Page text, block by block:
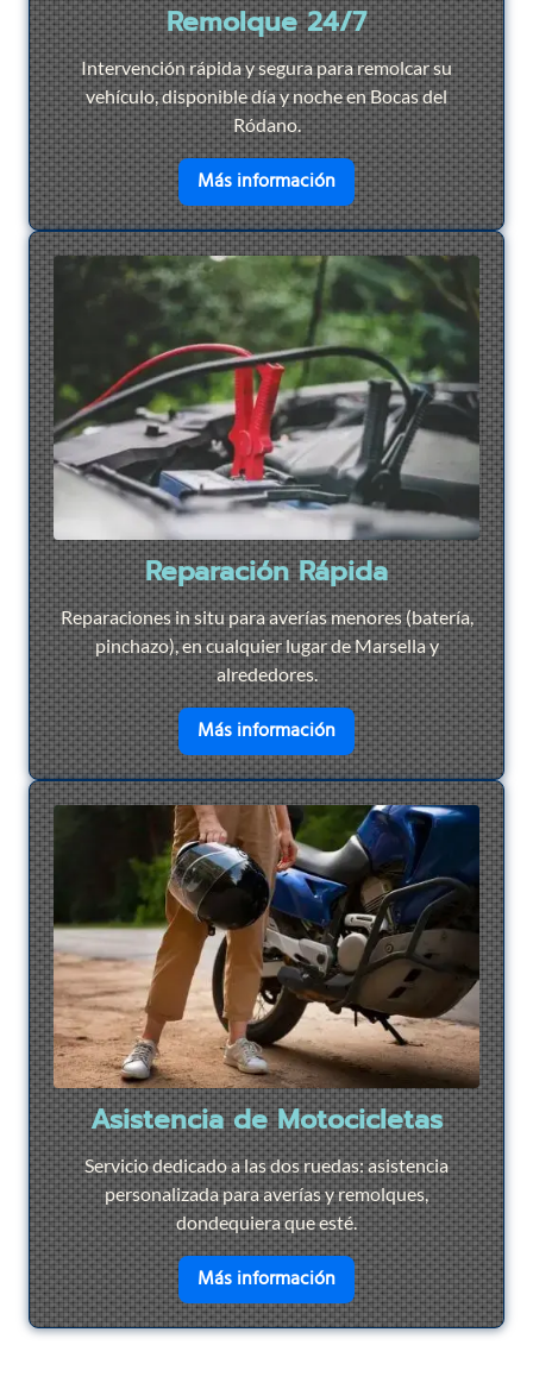
Remolque 24/7
Intervención rápida y segura para remolcar su
vehículo, disponible día y noche en Bocas del
Ródano.
Más informaciónen savoir plus sur
Reparación Rápida
Reparaciones in situ para averías menores (batería,
pinchazo), en cualquier lugar de Marsella y
alrededores.
Más informaciónen savoir plus sur
Asistencia de Motocicletas
Servicio dedicado a las dos ruedas: asistencia
personalizada para averías y remolques,
dondequiera que esté.
Más informaciónen savoir plus sur